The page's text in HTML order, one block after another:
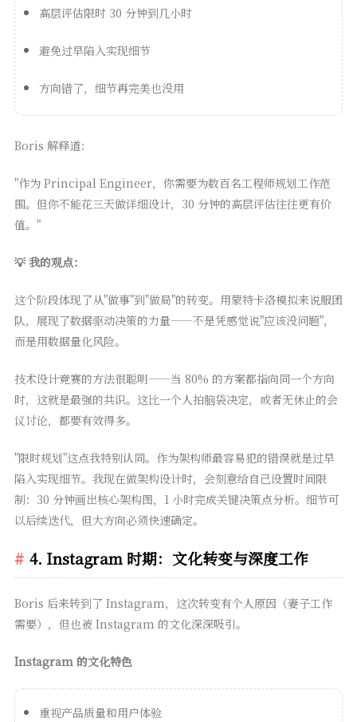
高层评估限时 30 分钟到几小时
避免过早陷入实现细节
方向错了，细节再完美也没用
Boris 解释道：
"作为 Principal Engineer，你需要为数百名工程师规划工作范
围。但你不能花三天做详细设计，30 分钟的高层评估往往更有价
值。"
💡 我的观点：
这个阶段体现了从"做事"到"做局"的转变。用蒙特卡洛模拟来说服团
队，展现了数据驱动决策的力量——不是凭感觉说"应该没问题"，
而是用数据量化风险。
技术设计竞赛的方法很聪明——当 80% 的方案都指向同一个方向
时，这就是最强的共识。这比一个人拍脑袋决定，或者无休止的会
议讨论，都要有效得多。
"限时规划"这点我特别认同。作为架构师最容易犯的错误就是过早
陷入实现细节。我现在做架构设计时，会刻意给自己设置时间限
制：30 分钟画出核心架构图，1 小时完成关键决策点分析。细节可
以后续迭代，但大方向必须快速确定。
4. Instagram 时期：文化转变与深度工作
Boris 后来转到了 Instagram，这次转变有个人原因（妻子工作
需要），但也被 Instagram 的文化深深吸引。
Instagram 的文化特色
重视产品质量和用户体验